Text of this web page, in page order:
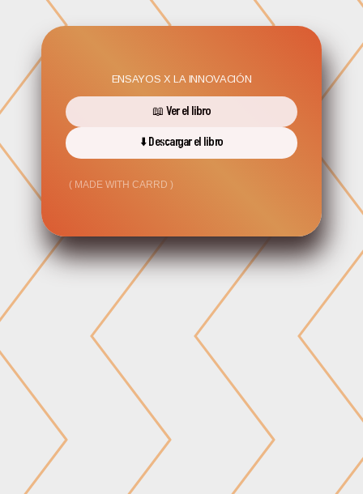
ENSAYOS X LA INNOVACIÓN
📖 Ver el libro
⬇️ Descargar el libro
MADE WITH CARRD